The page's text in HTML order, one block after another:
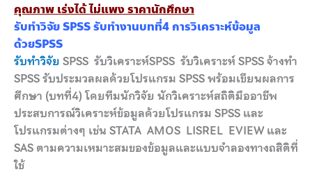
คุณภาพ เร่งได้ ไม่แพง ราคานักศึกษา
รับทำวิจัย SPSS รับทำงานบทที่4 การวิเคราะห์ข้อมูล
ด้วยSPSS
รับทำวิจัยSPSS รับวิเคราะห์SPSS รับวิเคราะห์ SPSS จ้างทำ
SPSS รับประมวลผลด้วยโปรแกรม SPSS พร้อมเขียนผลการ
ศึกษา (บทที่4) โดยทีมนักวิจัย นักวิเคราะห์สถิติมืออาชีพ
ประสบการณ์วิเคราะห์ข้อมูลด้วยโปรแกรม SPSS และ
โปรแกรมต่างๆ เช่น STATA AMOS LISREL EVIEW และ
SAS ตามความเหมาะสมของข้อมูลและแบบจำลองทางถสิติที่
ใช้